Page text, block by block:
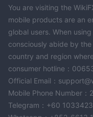
You are visiting the
mobile products are an
global users. When
consciously abide by
country and region
consumer hotline：
Official Email：
Mobile Phone Number
Telegram：+60